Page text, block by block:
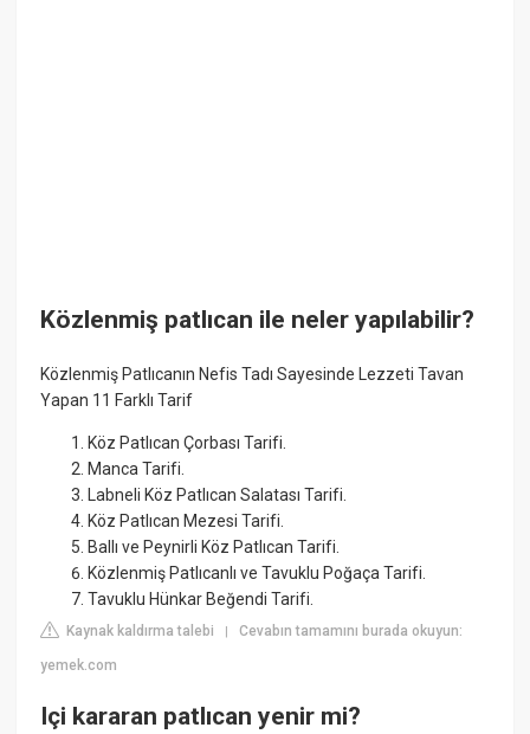
Közlenmiş patlıcan ile neler yapılabilir?
Közlenmiş Patlıcanın Nefis Tadı Sayesinde Lezzeti Tavan
Yapan 11 Farklı Tarif
Köz Patlıcan Çorbası Tarifi.
Manca Tarifi.
Labneli Köz Patlıcan Salatası Tarifi.
Köz Patlıcan Mezesi Tarifi.
Ballı ve Peynirli Köz Patlıcan Tarifi.
Közlenmiş Patlıcanlı ve Tavuklu Poğaça Tarifi.
Tavuklu Hünkar Beğendi Tarifi.
Kaynak kaldırma talebi |Cevabın tamamını burada okuyun:
yemek.com
Içi kararan patlıcan yenir mi?